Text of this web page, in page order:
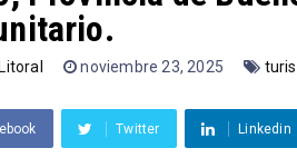
noviembre 23, 2025
Twitter Linkedin